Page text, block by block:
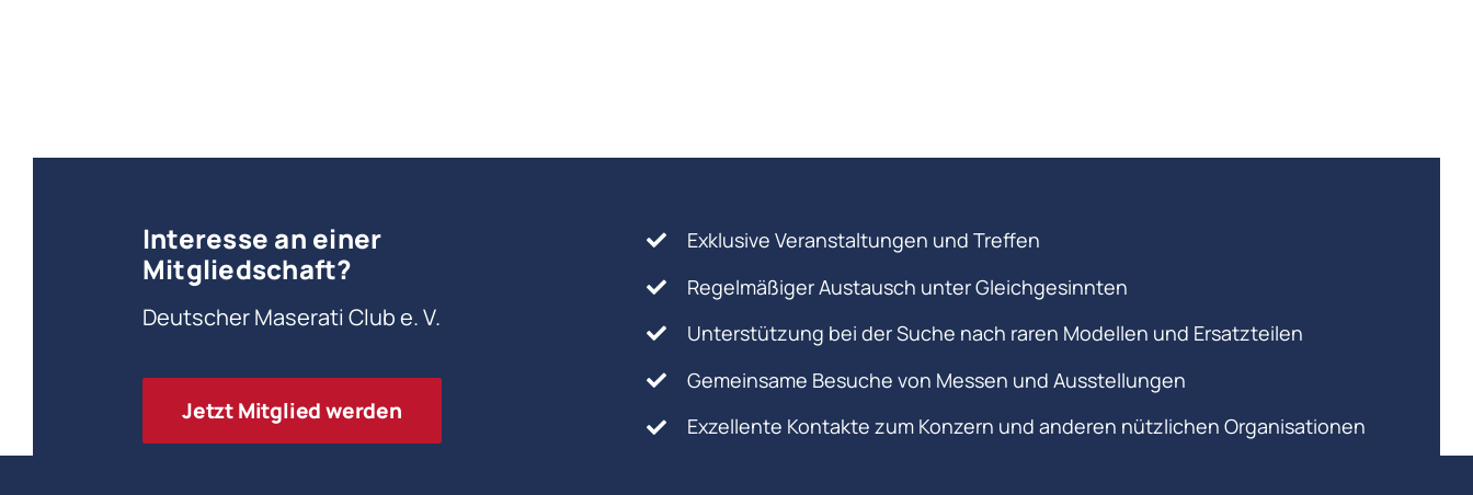
Interesse an einer
Mitgliedschaft?
Deutscher Maserati Club e. V.
Jetzt Mitglied werden
Exklusive Veranstaltungen und Treffen
Regelmäßiger Austausch unter Gleichgesinnten
Unterstützung bei der Suche nach raren Modellen und Ersatzteilen
Gemeinsame Besuche von Messen und Ausstellungen
Exzellente Kontakte zum Konzern und anderen nützlichen Organisationen